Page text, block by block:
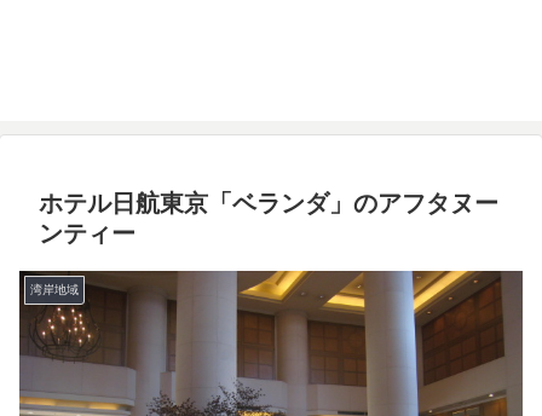
ホテル日航東京「ベランダ」のアフタヌー
ンティー
湾岸地域